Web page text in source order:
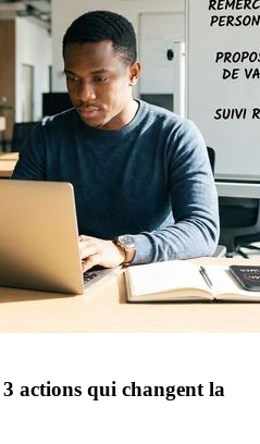
actions qui changent la